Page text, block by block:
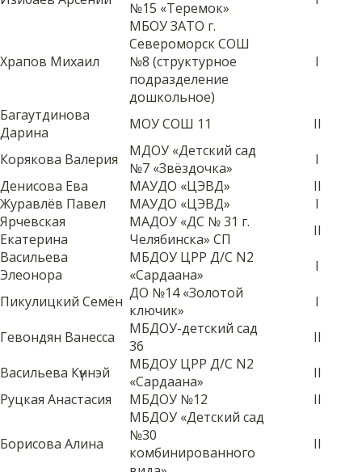
№15 «Теремок»
Храпов Михаил
МБОУ ЗАТО г.
Североморск СОШ
№8 (структурное
подразделение
дошкольное)
I
Багаутдинова
Дарина
МОУ СОШ 11
II
Корякова Валерия
МДОУ «Детский сад
№7 «Звёздочка»
I
Денисова Ева
МАУДО «ЦЭВД»
II
Журавлёв Павел
МАУДО «ЦЭВД»
I
Ярчевская
Екатерина
МАДОУ «ДС № 31 г.
Челябинска» СП
II
Васильева
Элеонора
МБДОУ ЦРР Д/С N2
«Сардаана»
I
Пикулицкий Семëн ДО №14 «Золотой
ключик»
I
Гевондян Ванесса
МБДОУ-детский сад
36
II
Васильева Күннэй
МБДОУ ЦРР Д/С N2
«Сардаана»
II
Руцкая Анастасия
МБДОУ №12 II
Борисова Алина
МБДОУ «Детский сад
№30
комбинированного
II